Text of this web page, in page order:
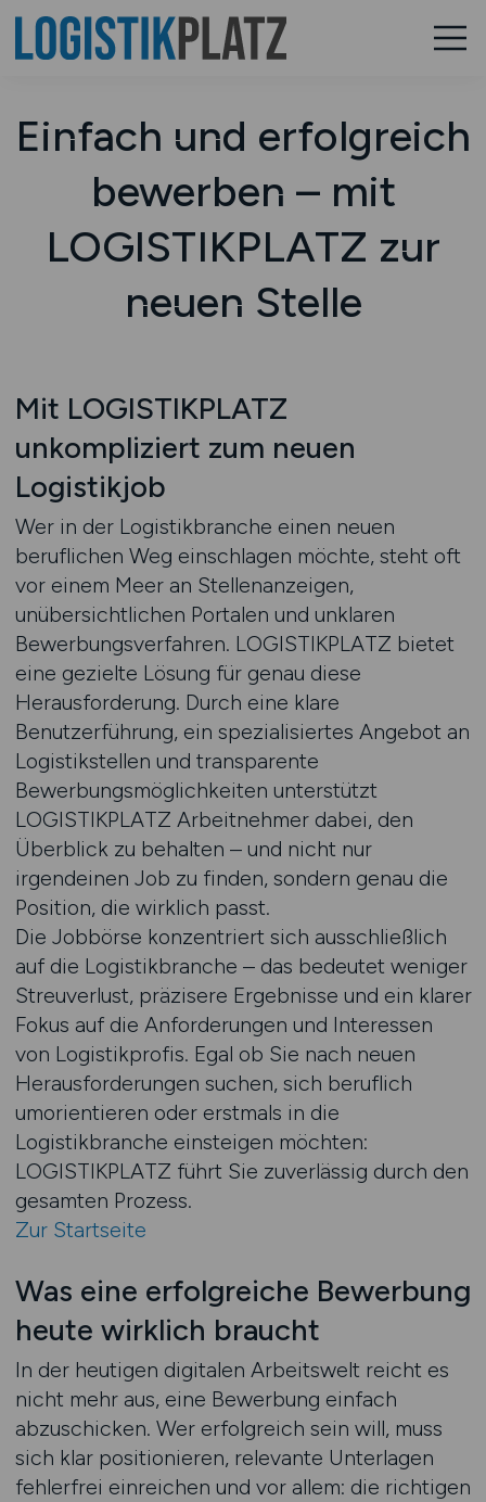
Einfach und erfolgreich
bewerben – mit
LOGISTIKPLATZ zur
neuen Stelle
Mit LOGISTIKPLATZ
unkompliziert zum neuen
Logistikjob
Wer in der Logistikbranche einen neuen
beruflichen Weg einschlagen möchte, steht oft
vor einem Meer an Stellenanzeigen,
unübersichtlichen Portalen und unklaren
Bewerbungsverfahren. LOGISTIKPLATZ bietet
eine gezielte Lösung für genau diese
Herausforderung. Durch eine klare
Benutzerführung, ein spezialisiertes Angebot an
Logistikstellen und transparente
Bewerbungsmöglichkeiten unterstützt
LOGISTIKPLATZ Arbeitnehmer dabei, den
Überblick zu behalten – und nicht nur
irgendeinen Job zu finden, sondern genau die
Position, die wirklich passt.
Die Jobbörse konzentriert sich ausschließlich
auf die Logistikbranche – das bedeutet weniger
Streuverlust, präzisere Ergebnisse und ein klarer
Fokus auf die Anforderungen und Interessen
von Logistikprofis. Egal ob Sie nach neuen
Herausforderungen suchen, sich beruflich
umorientieren oder erstmals in die
Logistikbranche einsteigen möchten:
LOGISTIKPLATZ führt Sie zuverlässig durch den
gesamten Prozess.
Zur Startseite
Was eine erfolgreiche Bewerbung
heute wirklich braucht
In der heutigen digitalen Arbeitswelt reicht es
nicht mehr aus, eine Bewerbung einfach
abzuschicken. Wer erfolgreich sein will, muss
sich klar positionieren, relevante Unterlagen
fehlerfrei einreichen und vor allem: die richtigen